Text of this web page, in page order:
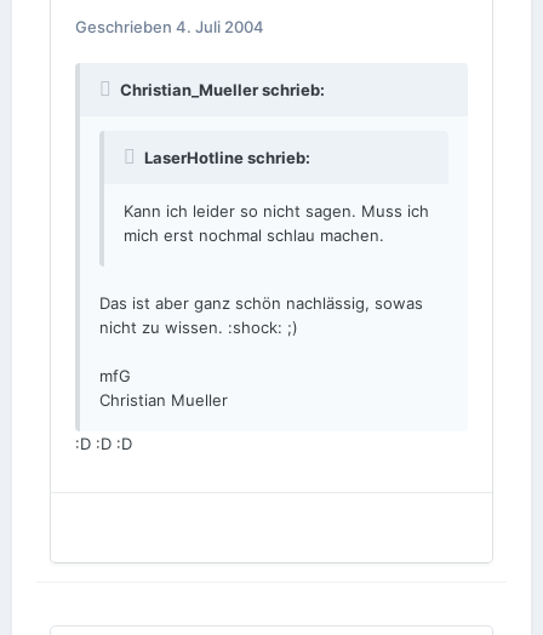
Geschrieben 4. Juli 2004
Christian_Mueller schrieb:
LaserHotline schrieb:
Kann ich leider so nicht sagen. Muss ich
mich erst nochmal schlau machen.
Das ist aber ganz schön nachlässig, sowas
nicht zu wissen. :shock: ;)
mfG
Christian Mueller
:D :D :D